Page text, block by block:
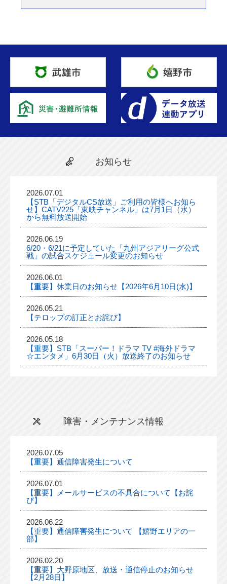
お知らせ
2026.07.01
【STB「デジタルCS放送」ご利用の皆様へお知ら
せ】CATV225「東映チャンネル」は7月1日（水）
から無料放送開始
2026.06.19
6/20・6/21に予定していた「九州アジアリーグ公式
戦」の試合スケジュール変更のお知らせ
2026.06.01
【重要】休業日のお知らせ【2026年6月10日(水)】
2026.05.21
【テロップの訂正とお詫び】
2026.05.18
【重要】STB「スーパー！ドラマ TV #海外ドラマ
☆エンタメ」6月30日（火）放送終了のお知らせ
障害・メンテナンス情報
2026.07.05
【重要】通信障害発生について
2026.07.01
【重要】メールサービスの不具合について【お詫
び】
2026.06.22
【重要】通信障害発生について 【嬉野エリアの一
部】
2026.02.20
【重要】大野原地区、放送・通信停止のお知らせ
【2月28日】